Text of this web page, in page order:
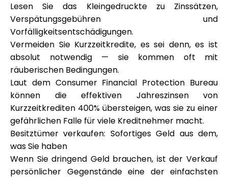
Lesen Sie das Kleingedruckte zu Zinssätzen,
Verspätungsgebühren und
Vorfälligkeitsentschädigungen.
Vermeiden Sie Kurzzeitkredite, es sei denn, es ist
absolut notwendig — sie kommen oft mit
räuberischen Bedingungen.
Laut dem Consumer Financial Protection Bureau
können die effektiven Jahreszinsen von
Kurzzeitkrediten 400% übersteigen, was sie zu einer
gefährlichen Falle für viele Kreditnehmer macht.
Besitztümer verkaufen: Sofortiges Geld aus dem,
was Sie haben
Wenn Sie dringend Geld brauchen, ist der Verkauf
persönlicher Gegenstände eine der einfachsten